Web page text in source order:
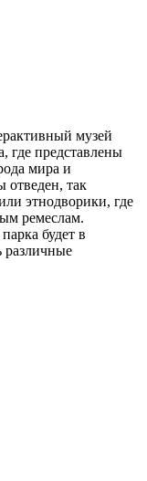
музей
где представлены
мира и
отведен, так
этнодворики, где
ремеслам.
будет в
различные